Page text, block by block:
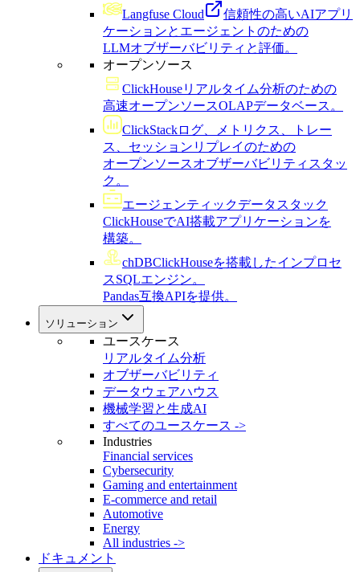
Langfuse Cloud
信頼性の高いAIアプリ
ケーションとエージェントのための
LLMオブザーバビリティと評価。
オープンソース
ClickHouseリアルタイム分析のための
高速オープンソースOLAPデータベース。
ClickStackログ、メトリクス、トレー
ス、セッションリプレイのための
オープンソースオブザーバビリティスタッ
ク。
エージェンティックデータスタック
ClickHouseでAI搭載アプリケーションを
構築。
chDBClickHouseを搭載したインプロセ
スSQLエンジン。
Pandas互換APIを提供。
ソリューション
ユースケース
リアルタイム分析
オブザーバビリティ
データウェアハウス
機械学習と生成AI
すべてのユースケース ->
Industries
Financial services
Cybersecurity
Gaming and entertainment
E-commerce and retail
Automotive
Energy
All industries ->
ドキュメント